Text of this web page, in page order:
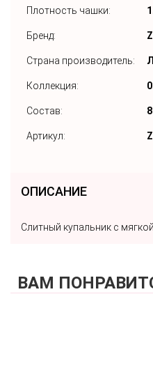
Плотность чашки:
Бренд:
Страна производитель:
Коллекция:
Состав:
Артикул:
ОПИСАНИЕ
Слитный купальник с
ВАМ